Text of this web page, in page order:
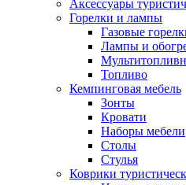
Аксессуары
Горелки и лампы
Газовые
Лампы и
Топливо
Кемпинговая мебель
Зонты
Кровати
Наборы мебели
Столы
Стулья
Коврики